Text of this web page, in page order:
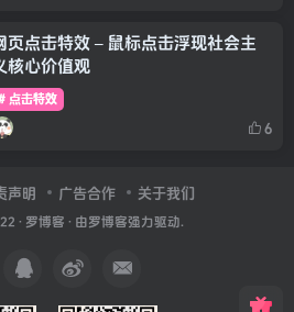
页点击特效 – 鼠标点击浮现社会主
核心价值观
点击特效
6
声明 广告合作 关于我们
· 罗博客 · 由罗博客强力驱动.